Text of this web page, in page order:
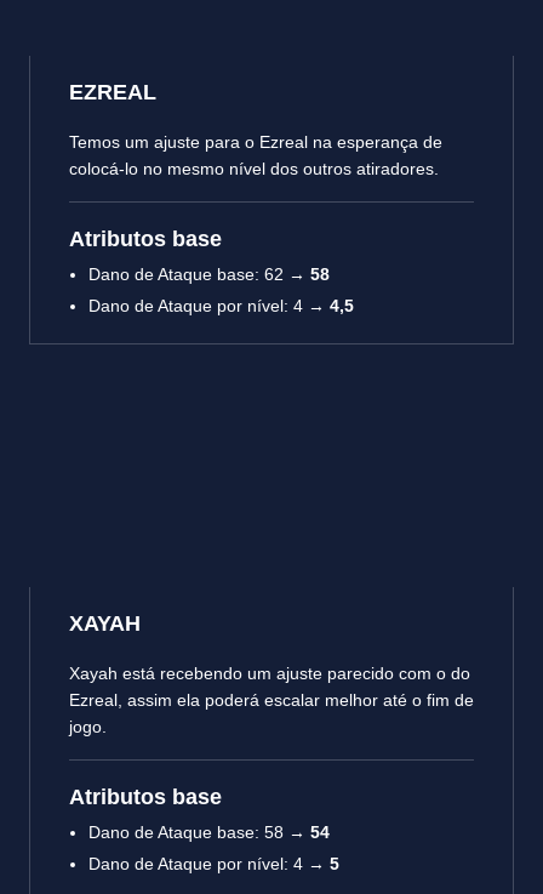
EZREAL
Temos um ajuste para o Ezreal na esperança de
colocá-lo no mesmo nível dos outros atiradores.
Atributos base
Dano de Ataque base: 62 → 58
Dano de Ataque por nível: 4 → 4,5
XAYAH
Xayah está recebendo um ajuste parecido com o do
Ezreal, assim ela poderá escalar melhor até o fim de
jogo.
Atributos base
Dano de Ataque base: 58 → 54
Dano de Ataque por nível: 4 → 5